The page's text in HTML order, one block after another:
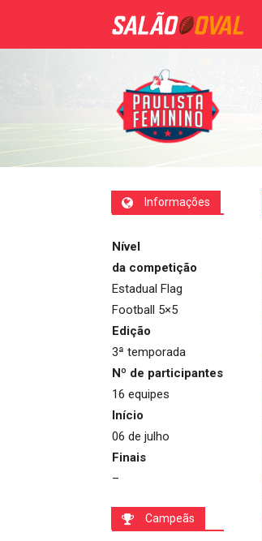
Informações
Nível
da competição
Estadual Flag
Football 5×5
Edição
3ª temporada
Nº de participantes
16 equipes
Início
06 de julho
Finais
–
Campeãs